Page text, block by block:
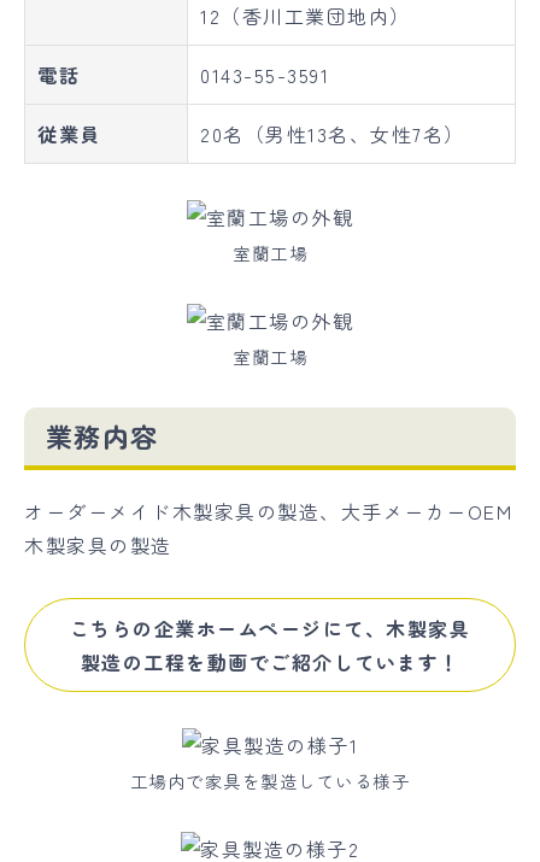
12（香川工業団地内）
電話 0143-55-3591
従業員 20名（男性13名、女性7名）
室蘭工場
室蘭工場
業務内容
オーダーメイド木製家具の製造、大手メーカーOEM
木製家具の製造
こちらの企業ホームページにて、木製家具
製造の工程を動画でご紹介しています！
工場内で家具を製造している様子